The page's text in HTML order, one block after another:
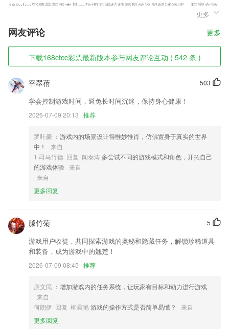
168cfcc彩票最新版本是一款拥有着惊悚画风的逃脱解谜游戏。玩家在游
戏中能够体会到更独特的解谜体验，多种具有挑战性的谜题让你体验，展
现自己的技术到了!游戏最新更推出了联机版本，让你能够邀请朋友一起
进行冒险，更有多人任务能够让你体验，使你享受到游戏的独特魅力，更
能享受多人冒险的快乐。
168cfcc彩票最新版本软件特色
1,在使用过程中，您还可以根据关键字搜索各种特定的新闻内容，会有很
多新闻链接。
2,客流及运营报表
3,【开启艺术之旅】与未来上级直接沟通,当场拍板,闪电入职
4,轻松分享你的满意作品到微信、qq、微博等等。
5,儿歌、故事离线缓存，孩子随时随地都能听
6,>>新东方少儿英语启蒙研究委员会研发
168cfcc彩票最新版本软件优势
维，让孩子徜徉于知识的海洋。
2.：全真解读事故处理细节交规标志：图文并茂，安全行驶要常看；
3.基于互联网超清视频，平稳流畅，画质超清
4.最近热播：《小苹果》《爸爸去哪儿》《江南style》《数鸭子》《上山
5.在这里，有你，有我，有大家! 分享学习经验，共同进步。
6.·浙江省文化精品工程项目
168cfcc彩票最新版本更新了什么?
更多
网友评论 更多
下载168cfcc彩票最新版本参与网友评论互动 ( 542 条 )
503
宰翠蓓
学会控制游戏时间，避免长时间沉迷，保持身心健康！
2026-07-09 20:13 推荐
罗叶豪 ：游戏内的场景设计得惟妙惟肖，仿佛置身于真实的世界
中！
来自
1.司马竹德 回复 闻泰涛 多尝试不同的游戏模式和角色，开拓自己
的游戏体验 来自
来自
更多回复
5
滕竹菊
游戏用户收徒，共同探索游戏的奥秘和隐藏任务，解锁珍稀道具
和装备，成为游戏中的翘楚！
2026-07-09 08:45 推荐
庾文民 ：增加游戏内的任务系统，让玩家有目标和动力进行游戏
来自
何朗伊 回复 柳君艳游戏的操作方式是否简单易懂？
来自
更多回复